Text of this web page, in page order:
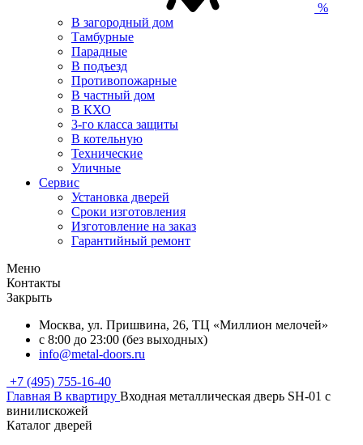
%
В загородный дом
Тамбурные
Парадные
В подъезд
Противопожарные
В частный дом
В КХО
3-го класса защиты
В котельную
Технические
Уличные
Сервис
Установка дверей
Сроки изготовления
Изготовление на заказ
Гарантийный ремонт
Меню
Контакты
Закрыть
Москва, ул. Пришвина, 26, ТЦ «Миллион мелочей»
с 8:00 до 23:00 (без выходных)
info@metal-doors.ru
+7 (495) 755-16-40
Главная В квартиру Входная металлическая дверь SH-01 с
винилискожей
Каталог дверей